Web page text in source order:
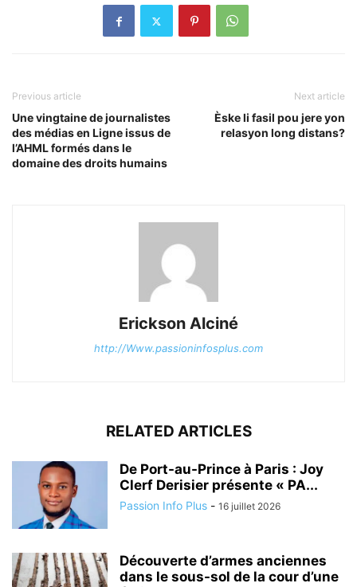
Previous article
Une vingtaine de journalistes
des médias en Ligne issus de
l’AHML formés dans le
domaine des droits humains
Next article
Èske li fasil pou jere yon
relasyon long distans?
Erickson Alciné
http://Www.passioninfosplus.com
RELATED ARTICLES
De Port-au-Prince à Paris : Joy
Clerf Derisier présente « PA...
Passion Info Plus - 16 juillet 2026
Découverte d’armes anciennes
dans le sous-sol de la cour d’une